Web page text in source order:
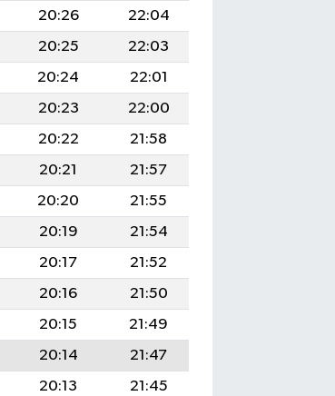
20:26
22:04
20:25
22:03
20:24
22:01
20:23
22:00
20:22
21:58
20:21
21:57
20:20
21:55
20:19
21:54
20:17
21:52
20:16
21:50
20:15
21:49
20:14
21:47
20:13
21:45